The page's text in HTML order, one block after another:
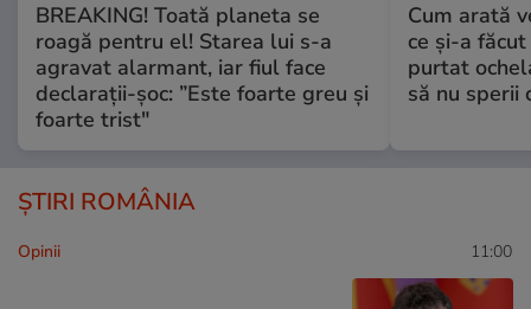
BREAKING! Toată planeta se
roagă pentru el! Starea lui s-a
agravat alarmant, iar fiul face
declarații-șoc: ”Este foarte greu și
foarte trist"
Cum arată
ce și-a
purtat
să nu sperii
ȘTIRI ROMÂNIA
Opinii 11:00